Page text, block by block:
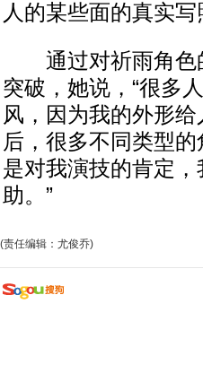
人的某些面的真实写
通过对祈雨角色
突破，她说，“很多
风，因为我的外形
后，很多不同类型
是对我演技的肯定
助。”
(责任编辑：尤俊乔)